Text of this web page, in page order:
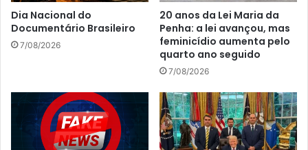
Dia Nacional do
Documentário Brasileiro
7/08/2026
20 anos da Lei Maria da
Penha: a lei avançou, mas
feminicídio aumenta pelo
quarto ano seguido
7/08/2026